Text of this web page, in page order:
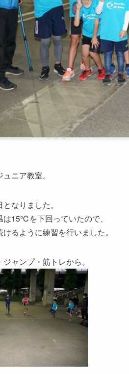
ニア教室。
なりました。
15℃を下回っていたので、
るように練習を行いました。
ャンプ・筋トレから。